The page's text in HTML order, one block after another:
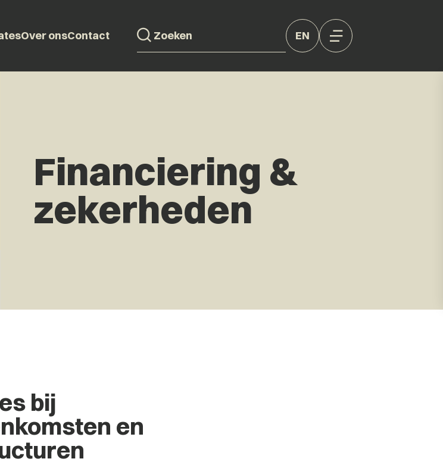
Over onsContact EN
Financiering &
zekerheden
bij
en